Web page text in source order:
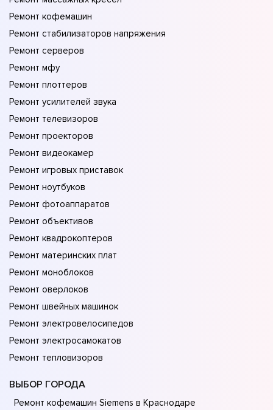
Ремонт кофемашин
Ремонт стабилизаторов напряжения
Ремонт серверов
Ремонт мфу
Ремонт плоттеров
Ремонт усилителей звука
Ремонт телевизоров
Ремонт проекторов
Ремонт видеокамер
Ремонт игровых приставок
Ремонт ноутбуков
Ремонт фотоаппаратов
Ремонт объективов
Ремонт квадрокоптеров
Ремонт материнских плат
Ремонт моноблоков
Ремонт оверлоков
Ремонт швейных машинок
Ремонт электровелосипедов
Ремонт электросамокатов
Ремонт тепловизоров
ВЫБОР ГОРОДА
Ремонт кофемашин Siemens в Краснодаре